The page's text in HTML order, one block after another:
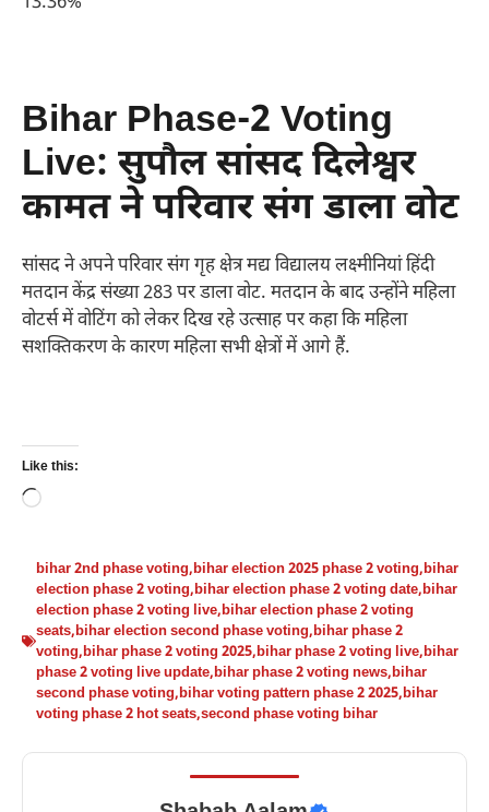
Bihar Phase-2 Voting
Live: सुपौल सांसद दिलेश्वर
कामत ने परिवार संग डाला वोट
सांसद ने अपने परिवार संग गृह क्षेत्र मद्य विद्यालय लक्ष्मीनियां हिंदी
मतदान केंद्र संख्या 283 पर डाला वोट. मतदान के बाद उन्होंने महिला
वोटर्स में वोटिंग को लेकर दिख रहे उत्साह पर कहा कि महिला
सशक्तिकरण के कारण महिला सभी क्षेत्रों में आगे हैं.
Like this:
Loading…
bihar 2nd phase voting,bihar election 2025 phase 2 voting,bihar
election phase 2 voting,bihar election phase 2 voting date,bihar
election phase 2 voting live,bihar election phase 2 voting
seats,bihar election second phase voting,bihar phase 2
voting,bihar phase 2 voting 2025,bihar phase 2 voting live,bihar
phase 2 voting live update,bihar phase 2 voting news,bihar
second phase voting,bihar voting pattern phase 2 2025,bihar
voting phase 2 hot seats,second phase voting bihar